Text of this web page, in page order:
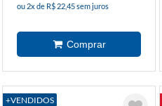
ou 2x de R$ 22,45 sem juros
+VENDIDOS